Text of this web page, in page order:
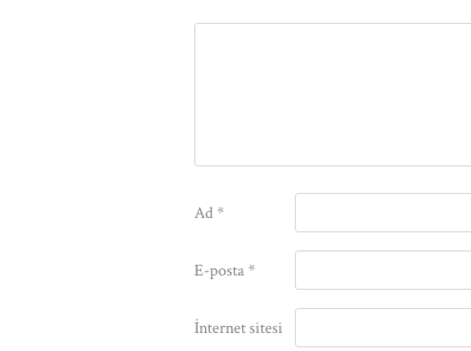
Ad*
E-posta*
İnternet sitesi